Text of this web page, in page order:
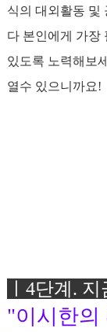
식의 대외활동 및
다 본인에게 가장
있도록 노력해보
열수 있으니까요!
ㅣ4단계 . 지
"이시한의